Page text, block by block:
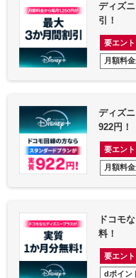
ディズ
引！
要エン
月額料
ディズ
922円！
要エン
月額料
ドコモ
料！
要エン
dポイン